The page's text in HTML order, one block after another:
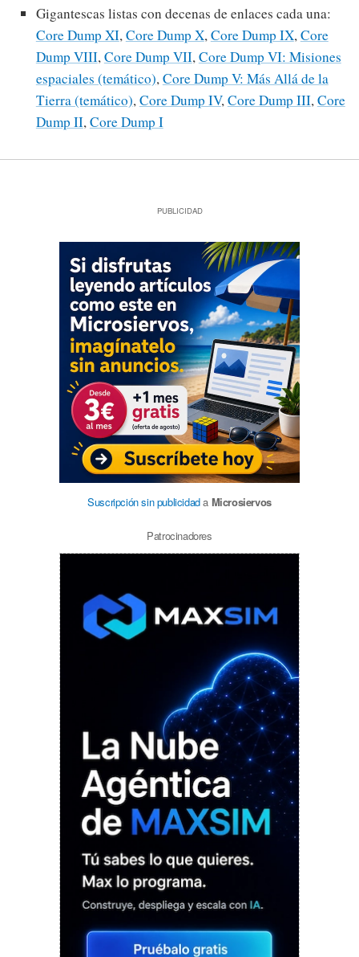
Gigantescas listas con decenas de enlaces cada una:
Core Dump XI,Core Dump X,Core Dump IX,Core
Dump VIII,Core Dump VII,Core Dump VI: Misiones
espaciales (temático),Core Dump V: Más Allá de la
Tierra (temático),Core Dump IV,Core Dump III,Core
Dump II,Core Dump I
PUBLICIDAD
Suscripción sin publicidada Microsiervos
Patrocinadores